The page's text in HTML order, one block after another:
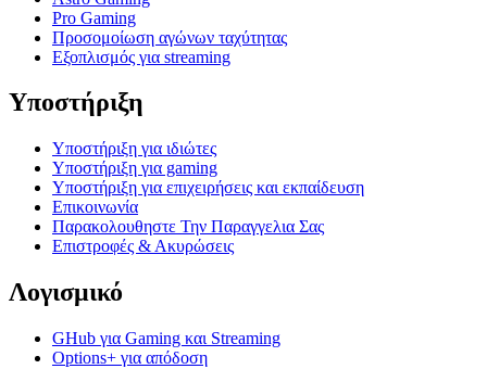
Pro Gaming
Προσομοίωση αγώνων ταχύτητας
Εξοπλισμός για streaming
Υποστήριξη
Υποστήριξη για ιδιώτες
Υποστήριξη για gaming
Υποστήριξη για επιχειρήσεις και εκπαίδευση
Επικοινωνία
Παρακολουθηστε Την Παραγγελια Σας
Επιστροφές & Ακυρώσεις
Λογισμικό
GHub για Gaming και Streaming
Options+ για απόδοση